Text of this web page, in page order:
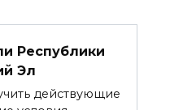
Республики
Эл
действующие